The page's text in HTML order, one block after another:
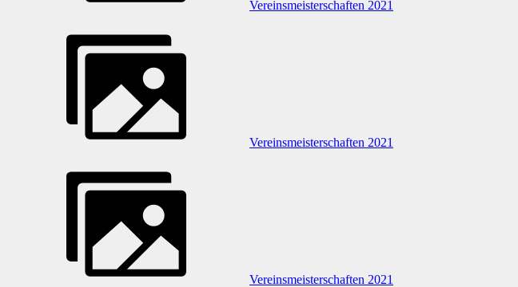
Vereinsmeisterschaften 2021
Vereinsmeisterschaften 2021
Vereinsmeisterschaften 2021